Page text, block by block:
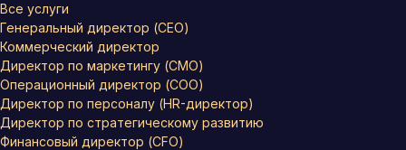
Все услуги
Генеральный директор (CEO)
Коммерческий директор
Директор по маркетингу (CMO)
Операционный директор (COO)
Директор по персоналу (HR-директор)
Директор по стратегическому развитию
Финансовый директор (CFO)